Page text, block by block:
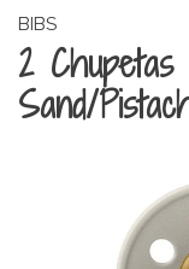
BIBS
2 Chupetas
Sand/